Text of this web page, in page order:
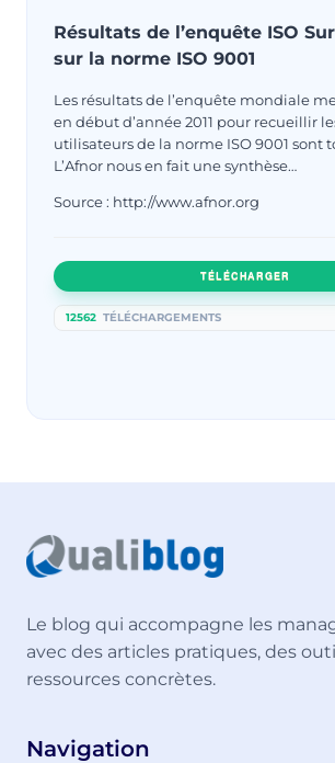
Résultats de l’enquête ISO
sur la norme ISO 9001
Les résultats de l’enquête mondiale
en début d’année 2011 pour recueillir
utilisateurs de la norme ISO 9001 sont
L’Afnor nous en fait une synthèse…
Source : http://www.afnor.org
TÉLÉCHARGER
12562 TÉLÉCHARGEMENTS
Le blog qui accompagne les
avec des articles pratiques, des
ressources concrètes.
Navigation